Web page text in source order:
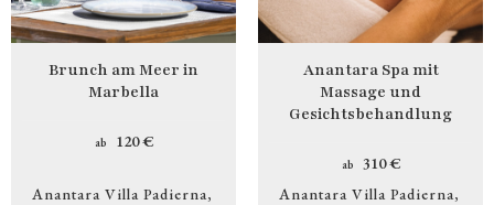
Brunch am Meer in
Marbella
ab 120 €
Anantara Villa Padierna
Anantara Spa mit
Massage und
Gesichtsbehandlung
ab
310 €
Anantara Villa Padierna